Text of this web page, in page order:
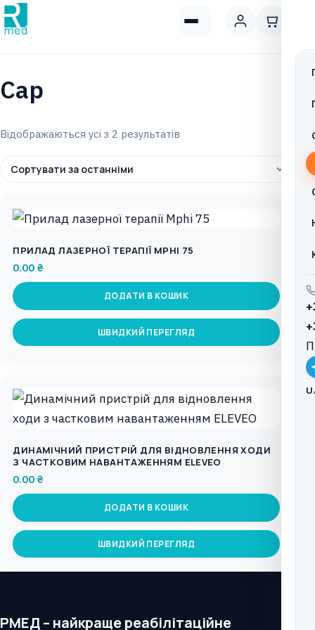
Cap
Відображаються усі з 2 результатів
ПРИЛАД ЛАЗЕРНОЇ ТЕРАПІЇ MPHI 75
0.00 ₴
ДОДАТИ В КОШИК
ШВИДКИЙ ПЕРЕГЛЯД
ДИНАМІЧНИЙ ПРИСТРІЙ ДЛЯ ВІДНОВЛЕННЯ ХОДИ
З ЧАСТКОВИМ НАВАНТАЖЕННЯМ ELEVEO
0.00 ₴
ДОДАТИ В КОШИК
ШВИДКИЙ ПЕРЕГЛЯД
РМЕД – найкраще реабілітаційне